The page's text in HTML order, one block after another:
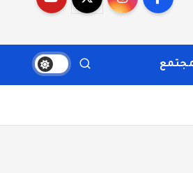
التنقل ويضمن تقديم تجربة